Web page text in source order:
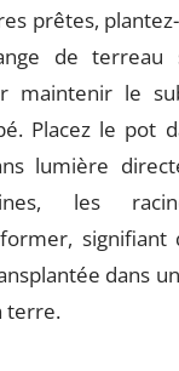
prêtes,
de terreau
maintenir le
Placez le pot
lumière
les
signifiant
dans
terre.